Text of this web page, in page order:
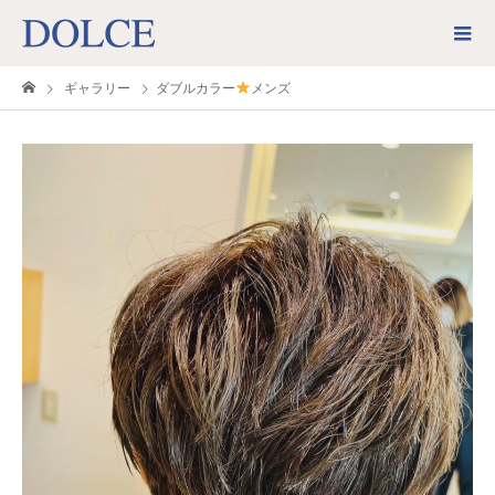
ギャラリー ダブルカラー メンズ